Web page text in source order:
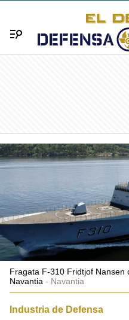
Menú
Fragata F-310 Fridtjof Nansen
Navantia
Navantia
Industria de Defensa